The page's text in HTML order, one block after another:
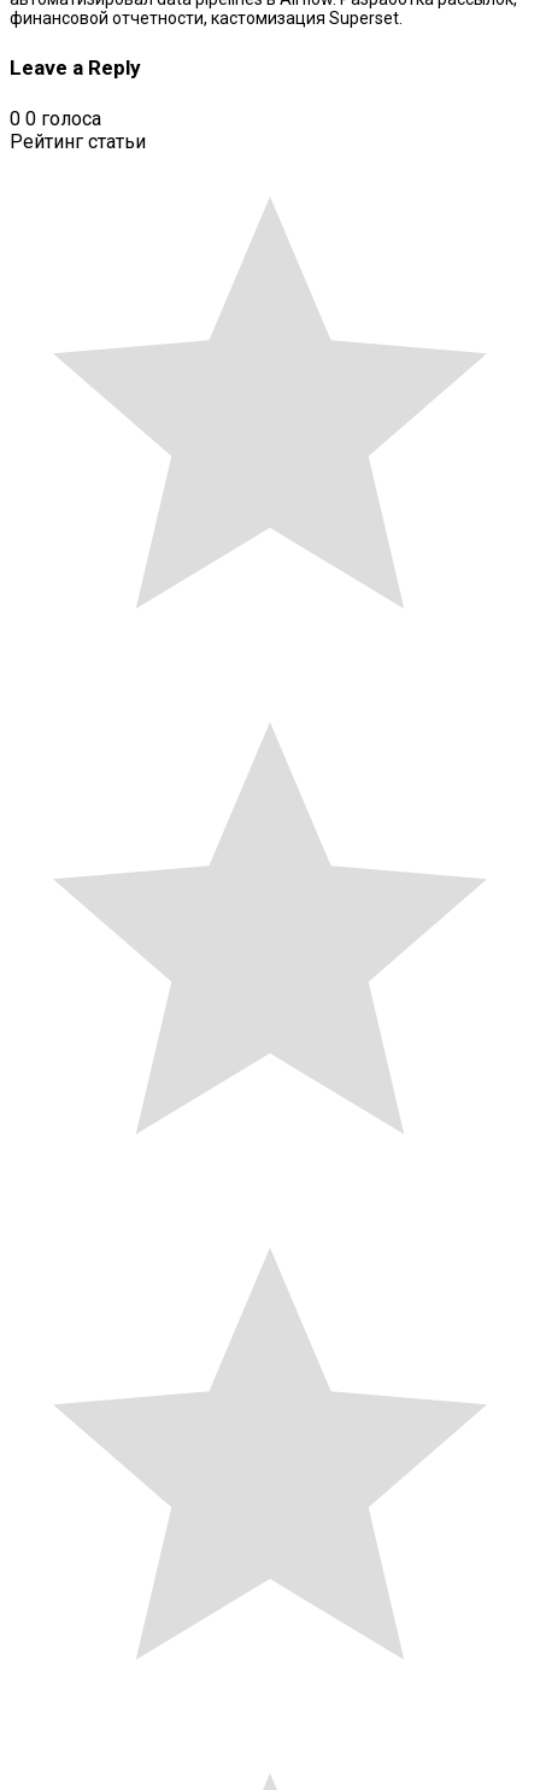
финансовой отчетности, кастомизация Superset.
Leave a Reply
0 0 голоса
Рейтинг статьи